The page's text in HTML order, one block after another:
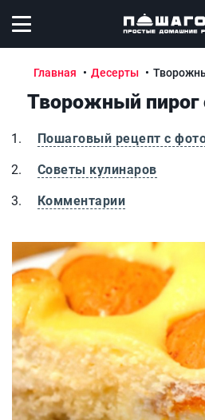
Открыть меню
Главная Десерты
Творожный пирог
Пошаговый рецепт с
Советы кулинаров
Комментарии
Творожный пирог с абрикосами